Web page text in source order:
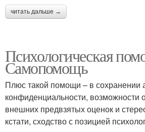
читать дальше →
Психологическая
Самопомощь
Плюс такой помощи – в сохранении
конфиденциальности, возможности
внешних предвзятых оценок и
кстати, сходство с позицией